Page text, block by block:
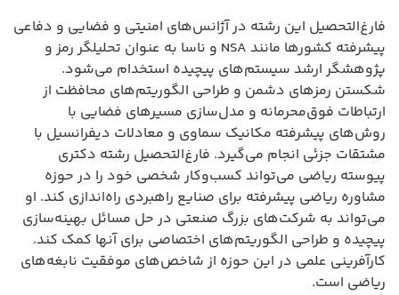
فارغ‌التحصیل این رشته در آژانس‌های امنیتی و فضايی و دفاعی
پیشرفته کشورها مانند NSA و ناسا به عنوان تحلیلگر رمز و
پژوهشگر ارشد سیستم‌های پیچیده استخدام می‌شود.
شکستن رمزهای دشمن و طراحی الگوریتم‌های محافظت از
ارتباطات فوق‌محرمانه و مدل‌سازی مسیرهای فضایی با
روش‌های پیشرفته مکانیک سماوی و معادلات دیفرانسیل با
مشتقات جزئی انجام می‌گیرد. فارغ‌التحصیل رشته دکتری
پیوسته ریاضی می‌تواند کسب‌وکار شخصی خود را در حوزه
مشاوره ریاضی پیشرفته برای صنایع راهبردی راه‌اندازی کند. او
می‌تواند به شرکت‌های بزرگ صنعتی در حل مسائل بهینه‌سازی
پیچیده و طراحی الگوریتم‌های اختصاصی برای آنها کمک کند.
کارآفرینی علمی در این حوزه از شاخص‌های موفقیت نابغه‌های
ریاضی است.